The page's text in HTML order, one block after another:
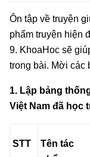
Ôn tập về truyện
phẩm truyện hiện
9. KhoaHoc sẽ
trong bài. Mời các
1. Lập bảng
Việt Nam đã học
STT
Tên tác